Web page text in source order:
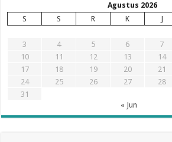
Agustus 2026
S
S R K J
3
4 5 6 7
10
11 12 13 14
17
18 19 20 21
24
25 26 27 28
31
« Jun